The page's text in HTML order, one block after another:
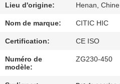
CONTRÔLE
DE
QUALITÉ
Lieu d'origine: Henan, Chine
Nom de marque: CITIC HIC
Certification: CE ISO
Numéro de
modèle:
ZG230-450